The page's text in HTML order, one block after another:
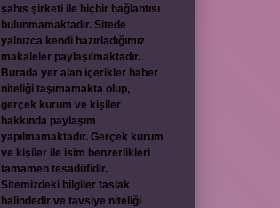
şahıs şirketi ile hiçbir bağlantısı
bulunmamaktadır. Sitede
yalnızca kendi hazırladığımız
makaleler paylaşılmaktadır.
Burada yer alan içerikler haber
niteliği taşımamakta olup,
gerçek kurum ve kişiler
hakkında paylaşım
yapılmamaktadır. Gerçek kurum
ve kişiler ile isim benzerlikleri
tamamen tesadüfidir.
Sitemizdeki bilgiler taslak
halindedir ve tavsiye niteliği